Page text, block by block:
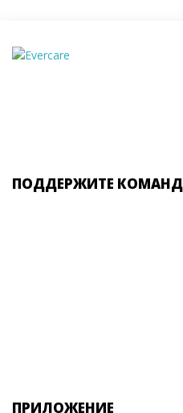
ПОДДЕРЖИТЕ КОМАНДУ
ПРИЛОЖЕНИЕ